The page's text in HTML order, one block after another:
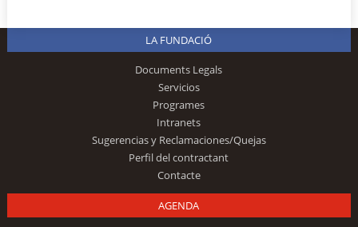
LA FUNDACIÓ
Documents Legals
Servicios
Programes
Intranets
Sugerencias y Reclamaciones/Quejas
Perfil del contractant
Contacte
AGENDA